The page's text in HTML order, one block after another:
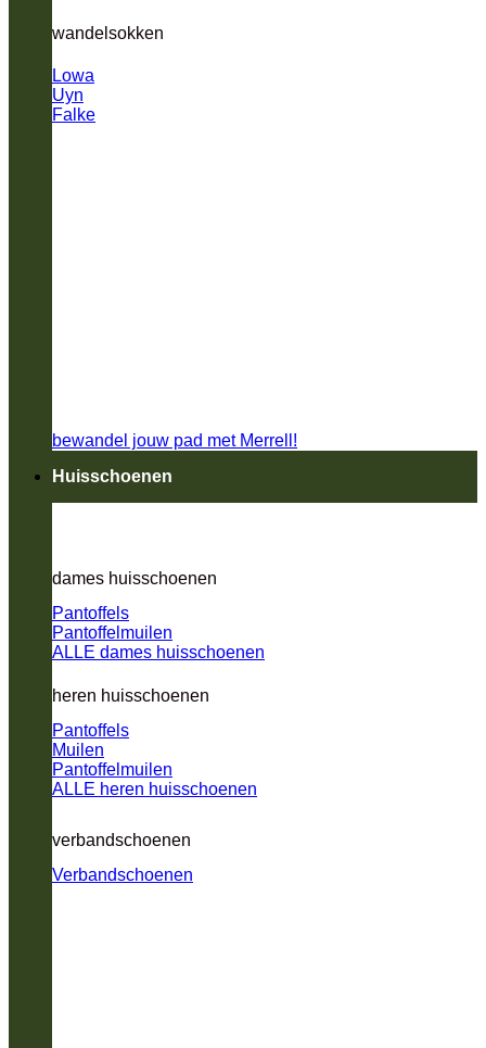
wandelsokken
Lowa
Uyn
Falke
bewandel jouw pad met Merrell!
Huisschoenen
dames huisschoenen
Pantoffels
Pantoffelmuilen
ALLE dames huisschoenen
heren huisschoenen
Pantoffels
Muilen
Pantoffelmuilen
ALLE heren huisschoenen
verbandschoenen
Verbandschoenen